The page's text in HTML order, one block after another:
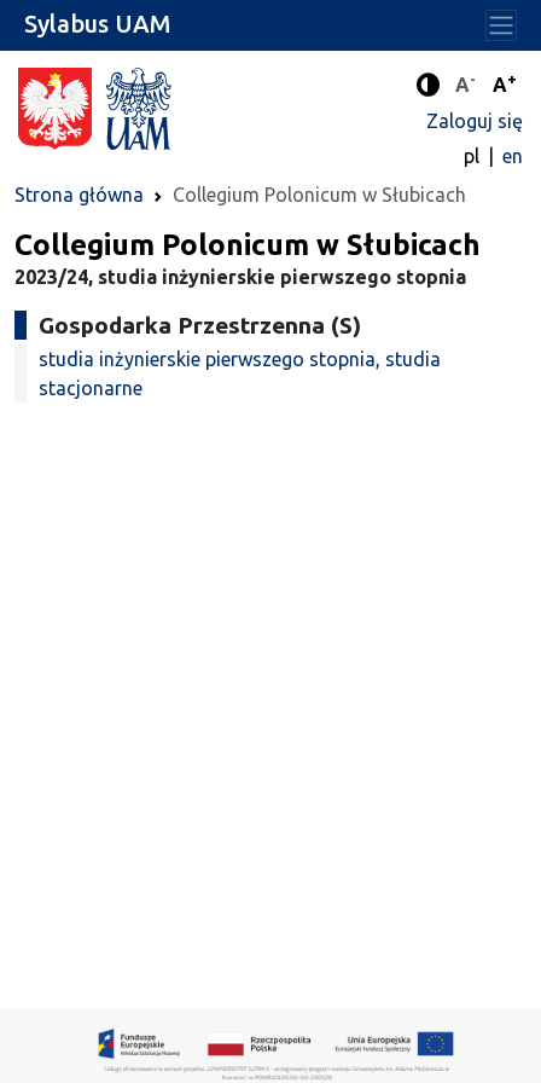
Tryb
A- A+
Zaloguj się
pl
en
Strona główna
Collegium Polonicum w Słubicach
Sylabus UAM
Collegium Polonicum w Słubicach
2023/24, studia inżynierskie pierwszego stopnia
Gospodarka Przestrzenna (S)
studia inżynierskie pierwszego stopnia, studia
stacjonarne